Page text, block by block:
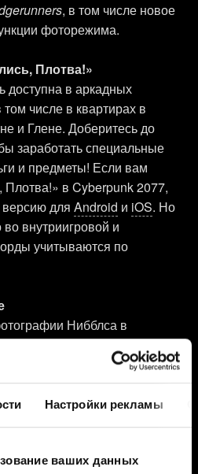
Настройки рекламы
ваших данных
, в том числе новое
фоторежима.
Плотва!»
доступна в аркадных
числе в квартирах в
и Глене. Доберитесь до
заработать специальные
и предметы! Если вам
в Cyberpunk 2077,
для Android и iOS. Но
внутриигровой и
учитываются по
Нибблса в
перейдите на
Нибблса в разделе
эта возможность появится
пригласите Нибблса в